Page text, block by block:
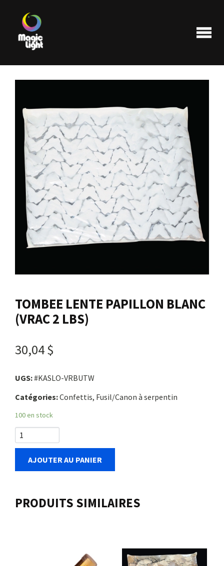
Produits
Les plus populaires
Liquidations
FAQ
Nous joindre
Me connecter
Panier
TOMBEE LENTE PAPILLON BLANC
(VRAC 2 LBS)
30,04 $
UGS:#KASLO-VRBUTW
Catégories:Confettis, Fusil/Canon à serpentin
100 en stock
AJOUTER AU PANIER
PRODUITS SIMILAIRES